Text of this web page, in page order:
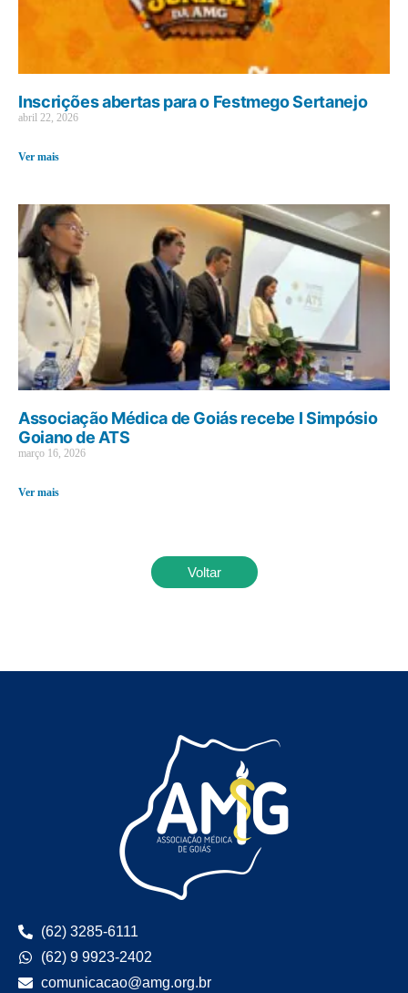
Inscrições abertas para o Festmego Sertanejo
abril 22, 2026
Ver mais
Associação Médica de Goiás recebe I Simpósio
Goiano de ATS
março 16, 2026
Ver mais
Voltar
(62) 3285-6111
(62) 9 9923-2402
comunicacao@amg.org.br